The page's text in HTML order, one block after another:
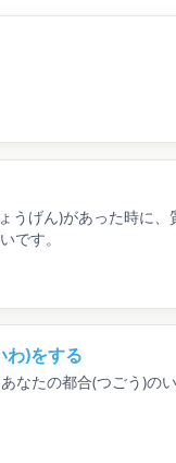
げん)があった時に、
です。
わ)をする
なたの都合(つごう)の